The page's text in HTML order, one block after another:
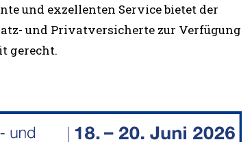
und exzellenten Service bietet der
und Privatversicherte zur Verfügung
gerecht.